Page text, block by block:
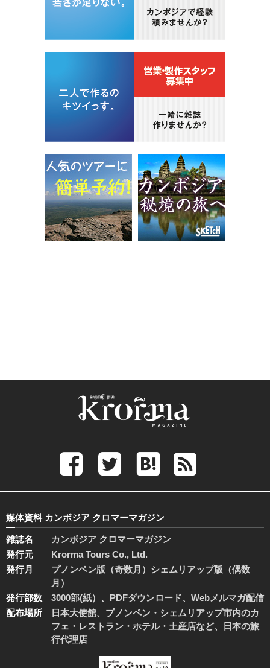
媒体資料 カンボジア クロマーマガジン
雑誌名
カンボジア クロマーマガジン
発行元
Krorma Tours Co., Ltd.
発行月
プノンペン版（奇数月）シェムリアップ版（偶数
月）
発行部数
3000部(紙）、PDFダウンロード、Webメルマガ配信
配布場所
日本大使館、プノンペン・シェムリアップ市内のカ
フェ・レストラン・ホテル・土産店など、日本の旅
行代理店